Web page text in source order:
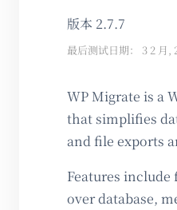
版本 2.7.7
最后测试日期： 3 2 月,
WP Migrate is a
that simplifies
and file exports
Features
over database,